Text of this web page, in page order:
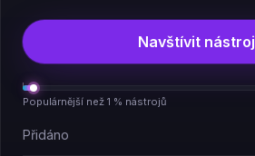
Navštívit nástroj
Populárnější než 1 % nástrojů
Přidáno